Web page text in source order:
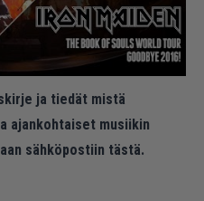
ja tiedät mistä
ajankohtaiset musiikin
sähköpostiin tästä.